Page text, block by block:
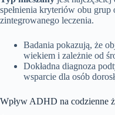
spełnienia kryteriów obu
zintegrowanego leczenia.
Badania pokazują, że
wiekiem i zależnie od
Dokładna diagnoza
wsparcie dla osób
Wpływ ADHD na codzienne